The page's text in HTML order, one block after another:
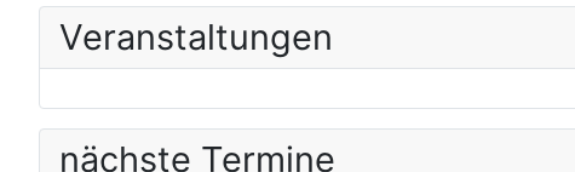
Veranstaltungen
nächste Termine